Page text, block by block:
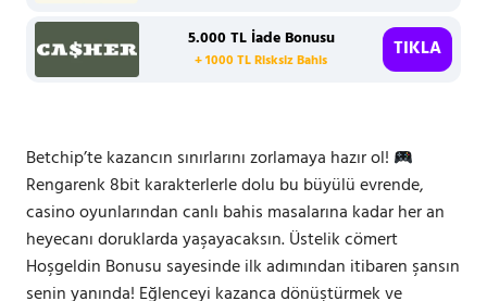
5.000 TL İade Bonusu
+ 1000 TL Risksiz Bahis TIKLA
Betchip’te kazancın sınırlarını zorlamaya hazır ol!
Rengarenk 8bit karakterlerle dolu bu büyülü evrende,
casino oyunlarından canlı bahis masalarına kadar her an
heyecanı doruklarda yaşayacaksın. Üstelik cömert
Hoşgeldin Bonusu sayesinde ilk adımından itibaren şansın
senin yanında! Eğlenceyi kazanca dönüştürmek ve